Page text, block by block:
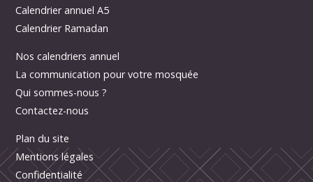
Calendrier annuel A5
Calendrier Ramadan
Nos calendriers annuel
La communication pour votre mosquée
Qui sommes-nous ?
Contactez-nous
Plan du site
Mentions légales
Confidentialité